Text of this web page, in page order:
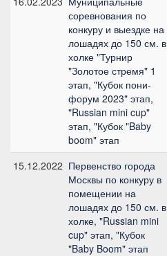
соревнования по
конкуру и выездке на
лошадях до 150 см. в
холке "Турнир
"Золотое стремя" 1
этап, "Кубок пони-
форум 2023" этап,
"Russian mini cup"
этап, "Кубок "Baby
boom" этап
15.12.2022 Первенство города
Москвы по конкуру в
помещении на
лошадях до 150 см. в
холке, "Russian mini
cup" этап, "Кубок
"Baby Boom" этап